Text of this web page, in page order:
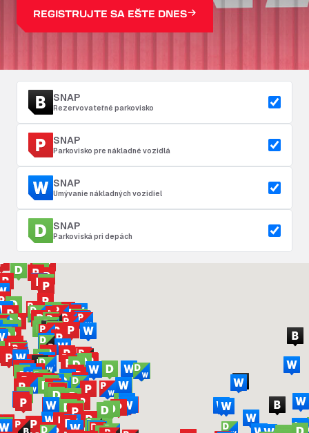
REGISTRUJTE SA EŠTE DNES
SNAP
Rezervovateľné parkovisko
SNAP
Parkovisko pre nákladné vozidlá
SNAP
Umývanie nákladných vozidiel
SNAP
Parkoviská pri depách